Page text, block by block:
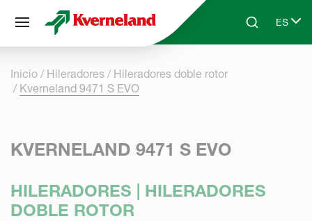
Skip to main contentSearchES
Select
Inicio Hileradores
Hileradores doble rotor
Kverneland 9471 S EVO
KVERNELAND 9471 S EVO
HILERADORES | HILERADORES
DOBLE ROTOR
Panel de gestión de cookies